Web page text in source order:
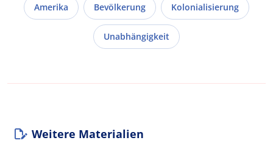
Amerika Bevölkerung Kolonialisierung
Unabhängigkeit
Weitere Materialien